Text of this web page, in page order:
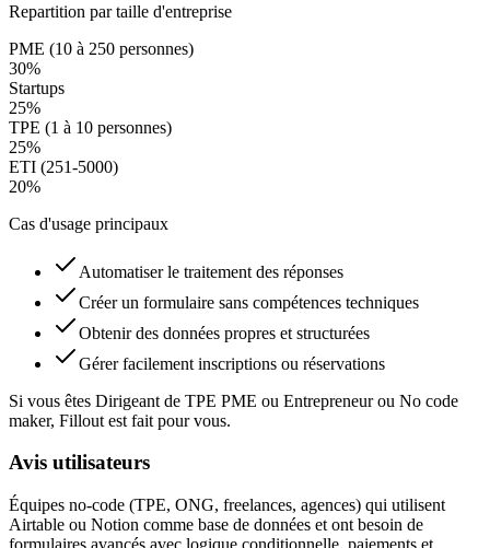
Repartition par taille d'entreprise
PME (10 à 250 personnes)
30%
Startups
25%
TPE (1 à 10 personnes)
25%
ETI (251-5000)
20%
Cas d'usage principaux
Automatiser le traitement des réponses
Créer un formulaire sans compétences techniques
Obtenir des données propres et structurées
Gérer facilement inscriptions ou réservations
Si vous êtes Dirigeant de TPE PME ou Entrepreneur ou No code
maker, Fillout est fait pour vous.
Avis utilisateurs
Équipes no-code (TPE, ONG, freelances, agences) qui utilisent
Airtable ou Notion comme base de données et ont besoin de